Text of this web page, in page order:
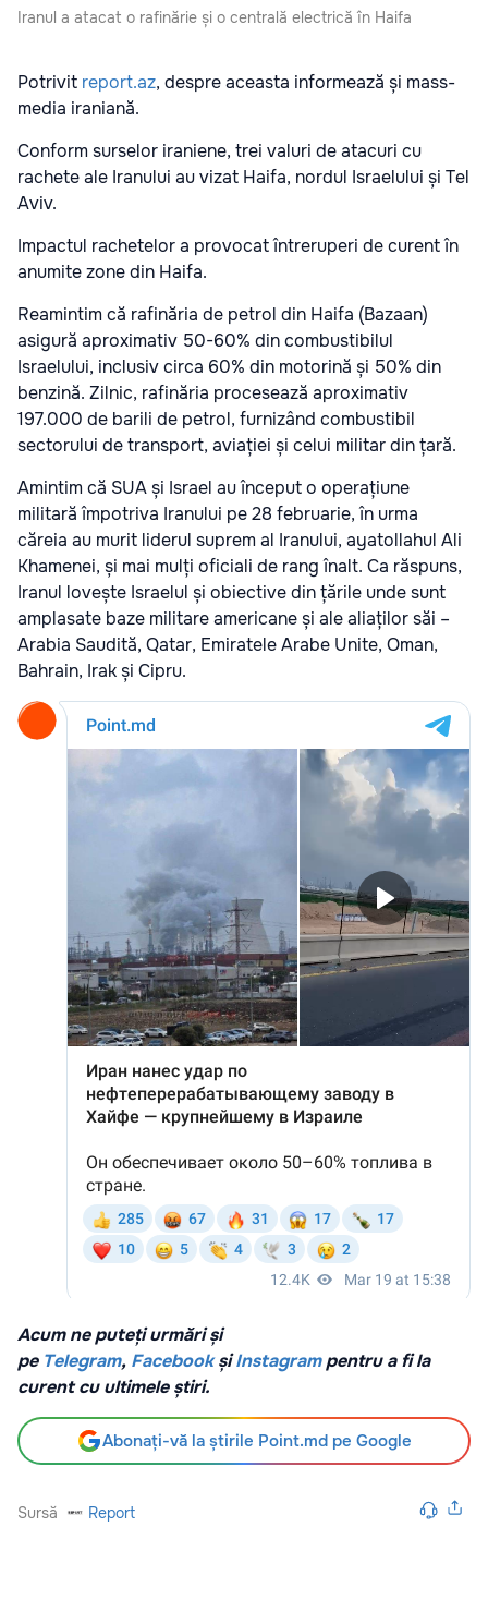
Iranul a atacat o rafinărie și o centrală electrică în Haifa
Potrivit report.az, despre aceasta informează și mass-
media iraniană.
Conform surselor iraniene, trei valuri de atacuri cu
rachete ale Iranului au vizat Haifa, nordul Israelului și Tel
Aviv.
Impactul rachetelor a provocat întreruperi de curent în
anumite zone din Haifa.
Reamintim că rafinăria de petrol din Haifa (Bazaan)
asigură aproximativ 50-60% din combustibilul
Israelului, inclusiv circa 60% din motorină și 50% din
benzină. Zilnic, rafinăria procesează aproximativ
197.000 de barili de petrol, furnizând combustibil
sectorului de transport, aviației și celui militar din țară.
Amintim că SUA și Israel au început o operațiune
militară împotriva Iranului pe 28 februarie, în urma
căreia au murit liderul suprem al Iranului, ayatollahul Ali
Khamenei, și mai mulți oficiali de rang înalt. Ca răspuns,
Iranul lovește Israelul și obiective din țările unde sunt
amplasate baze militare americane și ale aliaților săi –
Arabia Saudită, Qatar, Emiratele Arabe Unite, Oman,
Bahrain, Irak și Cipru.
Acum ne puteți urmări și
pe Telegram, Facebook șiInstagrampentru a fi la
curent cu ultimele știri.
Abonați-vă la știrile Point.md pe Google
Sursă Report